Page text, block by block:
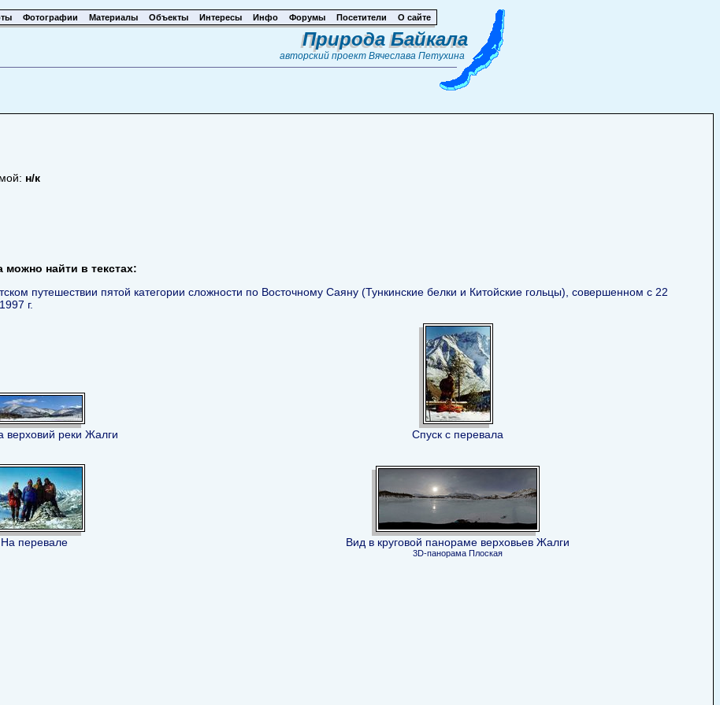
Фотографии Материалы Объекты Интересы Инфо Форумы Посетители О сайте
Природа Байкала
авторский проект Вячеслава Петухина
н/к
можно найти в текстах:
путешествии пятой категории сложности по Восточному Саяну (Тункинские белки и Китойские гольцы), совершенном с 22
г.
верховий реки Жалги Спуск с перевала
На перевале Вид в круговой панораме верховьев Жалги
3D-панорама Плоская